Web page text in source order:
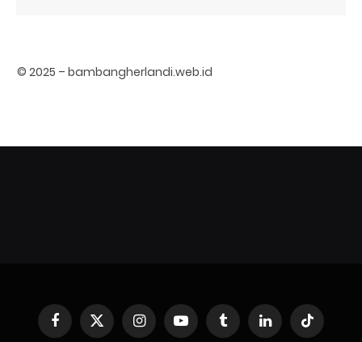
© 2025 – bambangherlandi.web.id
Facebook
X
InstagramYouTubeTumblr LinkedInTikTok